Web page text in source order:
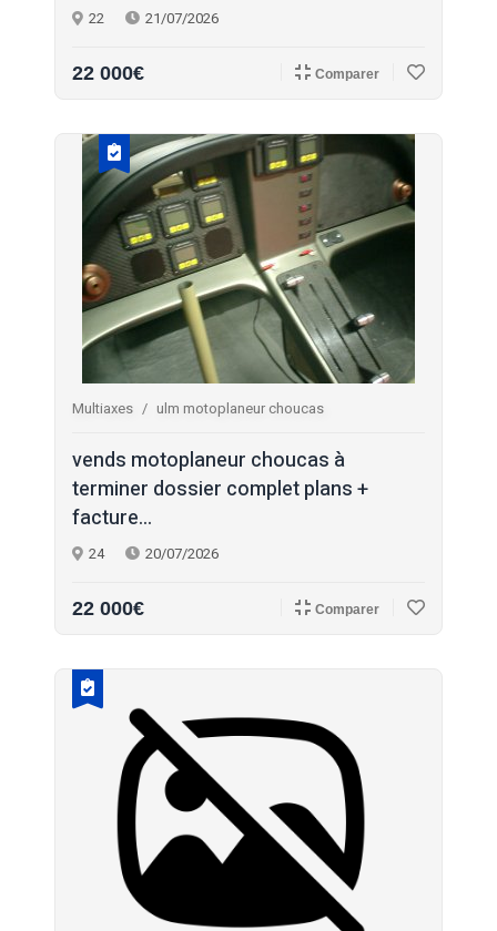
22 21/07/2026
22 000€ Comparer
Multiaxes ulm motoplaneur choucas
vends motoplaneur choucas à
terminer dossier complet plans +
facture...
24 20/07/2026
22 000€ Comparer